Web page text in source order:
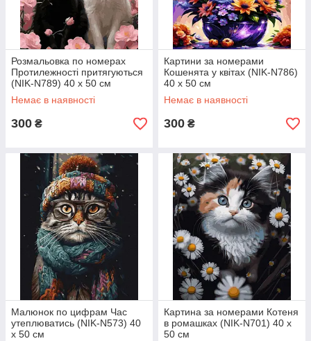
Розмальовка по номерах
Протилежності притягуються
(NIK-N789) 40 х 50 см
Немає в наявності
300 ₴
Картини за номерами
Кошенята у квітах (NIK-N786)
40 х 50 см
Немає в наявності
300 ₴
Малюнок по цифрам Час
утеплюватись (NIK-N573) 40
х 50 см
Картина за номерами Котеня
в ромашках (NIK-N701) 40 х
50 см